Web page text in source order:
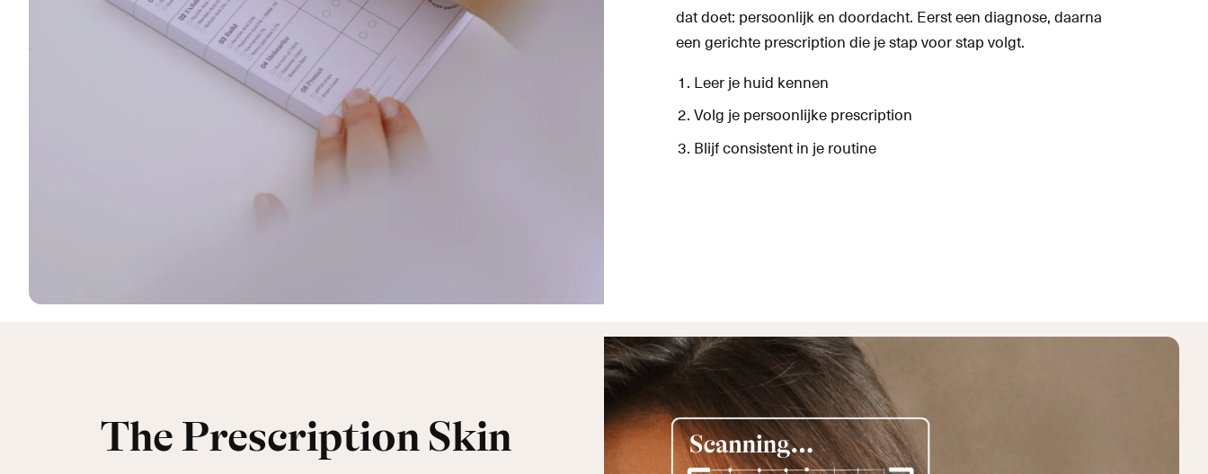
dat doet: persoonlijk en doordacht. Eerst een diagnose, daarna
een gerichte prescription die je stap voor stap volgt.
Leer je huid kennen
Volg je persoonlijke prescription
Blijf consistent in je routine
The Prescription Skin